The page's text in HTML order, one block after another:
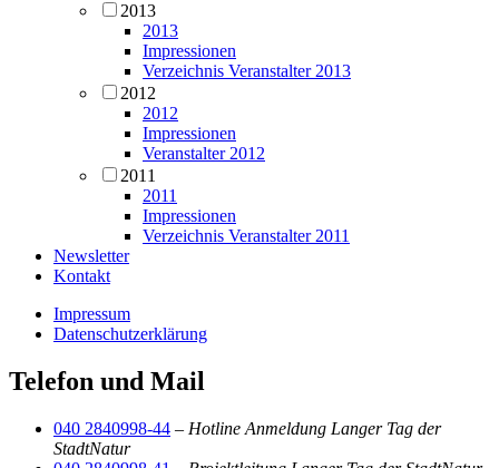
2013
2013
Impressionen
Verzeichnis Veranstalter 2013
2012
2012
Impressionen
Veranstalter 2012
2011
2011
Impressionen
Verzeichnis Veranstalter 2011
Newsletter
Kontakt
Impressum
Datenschutzerklärung
Telefon und Mail
040 2840998-44 – Hotline Anmeldung Langer Tag der
StadtNatur